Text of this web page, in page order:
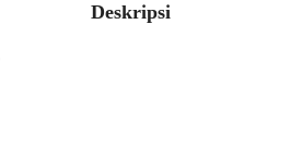
Deskripsi